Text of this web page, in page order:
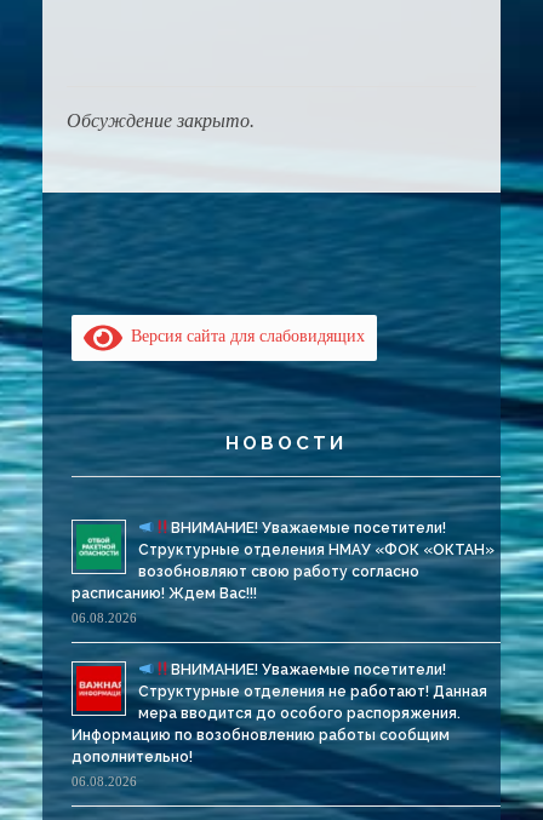
Обсуждение закрыто.
Версия сайта для слабовидящих
НОВОСТИ
ВНИМАНИЕ! Уважаемые посетители!
Структурные отделения НМАУ «ФОК «ОКТАН»
возобновляют свою работу согласно
расписанию! Ждем Вас!!!
06.08.2026
ВНИМАНИЕ! Уважаемые посетители!
Структурные отделения не работают! Данная
мера вводится до особого распоряжения.
Информацию по возобновлению работы сообщим
дополнительно!
06.08.2026